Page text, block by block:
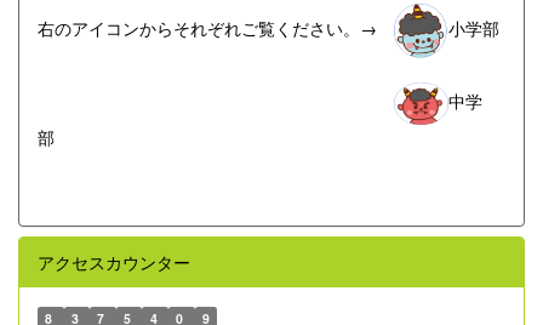
右のアイコンからそれぞれご覧ください。→ 小学部
中学
部
アクセスカウンター
8 3 7 5 4 0 9